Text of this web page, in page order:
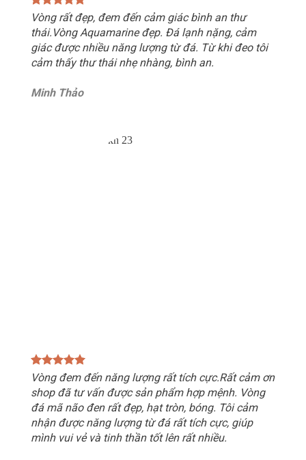
Vòng rất đẹp, đem đến cảm giác bình an thư
thái.Vòng Aquamarine đẹp. Đá lạnh nặng, cảm
giác được nhiều năng lượng từ đá. Từ khi đeo tôi
cảm thấy thư thái nhẹ nhàng, bình an.
Minh Thảo
Vòng đem đến năng lượng rất tích cực.Rất cảm ơn
shop đã tư vấn được sản phẩm hợp mệnh. Vòng
đá mã não đen rất đẹp, hạt tròn, bóng. Tôi cảm
nhận được năng lượng từ đá rất tích cực, giúp
mình vui vẻ và tinh thần tốt lên rất nhiều.